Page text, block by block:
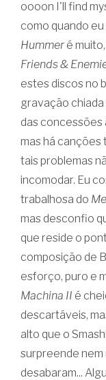
oooon I'll find
como quando
Hummer é
Friends &
estes discos no
gravação
das concessões
mas há canções
tais problemas
incomodar. Eu
trabalhosa do
mas desconfio
que reside o
composição de
esforço, puro e
Machina II é
descartáveis,
alto que o
surpreende nem
desabaram...